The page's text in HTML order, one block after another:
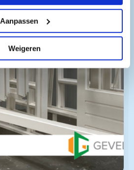
Aanpassen
Weigeren